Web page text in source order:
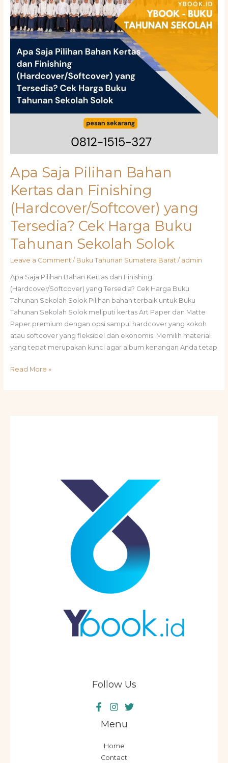
Apa Saja Pilihan Bahan
Kertas dan Finishing
(Hardcover/Softcover) yang
Tersedia? Cek Harga Buku
Tahunan Sekolah Solok
Leave a Comment / Buku Tahunan Sumatera Barat / admin
Apa Saja Pilihan Bahan Kertas dan Finishing
(Hardcover/Softcover) yang Tersedia? Cek Harga Buku
Tahunan Sekolah Solok Pilihan bahan terbaik untuk Buku
Tahunan Sekolah Solok meliputi kertas Art Paper dan Matte
Paper premium dengan opsi sampul hardcover yang kokoh
atau softcover yang fleksibel dan ekonomis. Memilih material
yang tepat merupakan kunci agar album kenangan Anda tetap
Tersedia?
Cek
Harga
Buku
Tahunan
Sekolah
Solok
Read More »
Follow Us
Menu
Home
Contact